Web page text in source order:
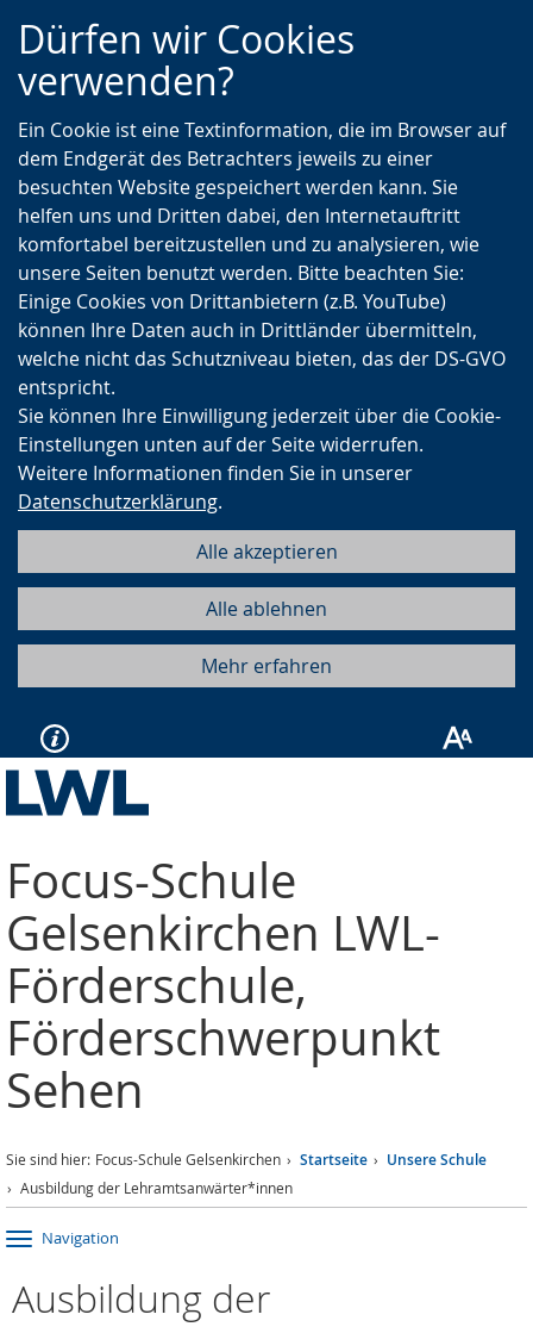
Zur
Hauptnavigation
Zur
Seitennavigation
Zum
Inhalt
Dürfen wir Cookies
verwenden?
Ein Cookie ist eine Textinformation, die im Browser auf
dem Endgerät des Betrachters jeweils zu einer
besuchten Website gespeichert werden kann. Sie
helfen uns und Dritten dabei, den Internetauftritt
komfortabel bereitzustellen und zu analysieren, wie
unsere Seiten benutzt werden. Bitte beachten Sie:
Einige Cookies von Drittanbietern (z.B. YouTube)
können Ihre Daten auch in Drittländer übermitteln,
welche nicht das Schutzniveau bieten, das der DS-GVO
entspricht.
Sie können Ihre Einwilligung jederzeit über die Cookie-
Einstellungen unten auf der Seite widerrufen.
Weitere Informationen finden Sie in unserer
Datenschutzerklärung.
Alle akzeptieren
Alle ablehnen
Mehr erfahren
Focus-Schule
Gelsenkirchen LWL-
Förderschule,
Förderschwerpunkt
Sehen
Sie sind hier: Focus-Schule Gelsenkirchen Startseite Unsere Schule
Ausbildung der Lehramtsanwärter*innen
Navigation
Ausbildung der